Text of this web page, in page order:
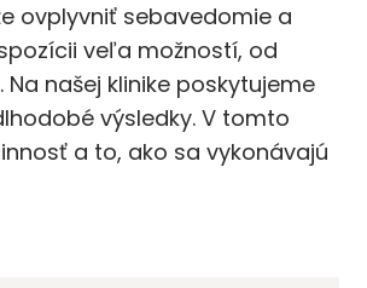
ovplyvniť sebavedomie a
veľa možností, od
našej klinike poskytujeme
výsledky. V tomto
a to, ako sa vykonávajú